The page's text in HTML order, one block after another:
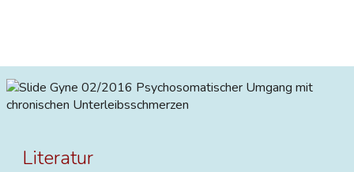
Gyne 02/2016 Psychosomatischer Umgang mit
chronischen Unterleibsschmerzen
Literatur